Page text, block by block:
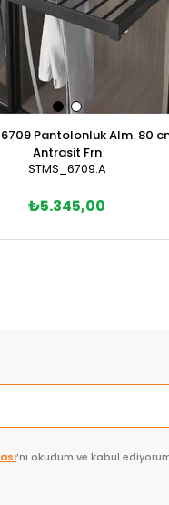
Pantolonluk Alm. 80
Antrasit Frn
STMS_6709.A
₺5.345,00
’nı okudum ve kabul